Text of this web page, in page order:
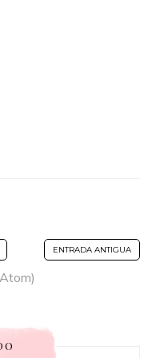
ENTRADA ANTIGUA